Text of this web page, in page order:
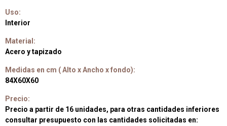
Uso:
Interior
Material:
Acero y tapizado
Medidas en cm ( Alto x Ancho x fondo):
84X60X60
Precio:
Precio a partir de 16 unidades, para otras cantidades inferiores
consultar presupuesto con las cantidades solicitadas en: